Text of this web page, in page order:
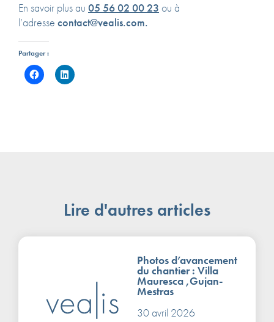
En savoir plus au 05 56 02 00 23 ou à
l’adresse contact@vealis.com.
Partager :
Lire d'autres articles
Photos d’avancement
du chantier : Villa
Mauresca ,Gujan-
Mestras
30 avril 2026